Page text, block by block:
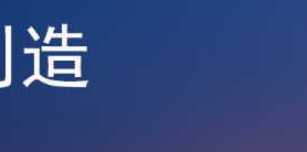
工业